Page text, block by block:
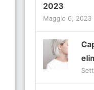
2023
Maggio 6, 2023